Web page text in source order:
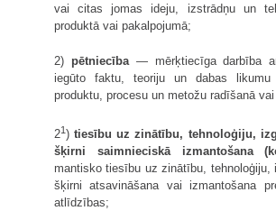
vai citas jomas ideju, izstrādņu un
produktā vai pakalpojumā;
2) pētniecība— mērķtiecīga darbība
iegūto faktu, teoriju un dabas likumu
produktu, procesu un metožu radīšanā
21)tiesību uz zinātību, tehnoloģiju,
šķirni saimnieciskā izmantošana
mantisko tiesību uz zinātību, tehnoloģiju,
šķirni atsavināšana vai izmantošana
atlīdzības;